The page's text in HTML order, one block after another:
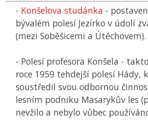
- Konšelova studánka -
bývalém polesí Jezírko v údolí
(mezi Soběšicemi a Útěchovem).
- Polesí profesora Konšela -
roce 1959 tehdejší polesí Hády,
soustředil svou odbornou
lesním podniku Masarykův les
nevžilo a nebylo vůbec